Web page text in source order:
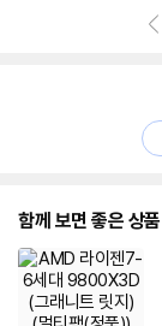
함께 보면 좋은 상품